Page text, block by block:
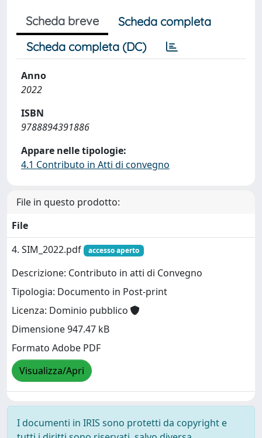
Scheda breve
Scheda completa
Scheda completa (DC)
Anno
2022
ISBN
9788894391886
Appare nelle tipologie:
4.1 Contributo in Atti di convegno
File in questo prodotto:
File
4. SIM_2022.pdf
accesso aperto
Descrizione: Contributo in atti di Convegno
Tipologia: Documento in Post-print
Licenza: Dominio pubblico
Dimensione 947.47 kB
Formato Adobe PDF
Visualizza/Apri
I documenti in IRIS sono protetti da copyright e